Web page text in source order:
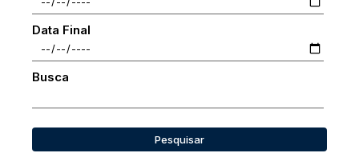
Data Final
Busca
Pesquisar